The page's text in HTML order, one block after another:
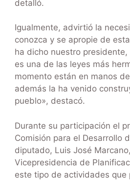
detalló.
Igualmente, advirtió la
conozca y se apropie de
ha dicho nuestro
es una de las leyes más
momento están en manos
además la ha venido
pueblo», destacó.
Durante su participación el
Comisión para el Desarrollo
diputado, Luis José
Vicepresidencia de
este tipo de actividades que